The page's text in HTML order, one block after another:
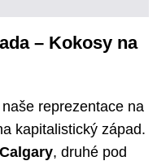
– Kokosy na
reprezentace na
kapitalistický západ.
, druhé pod